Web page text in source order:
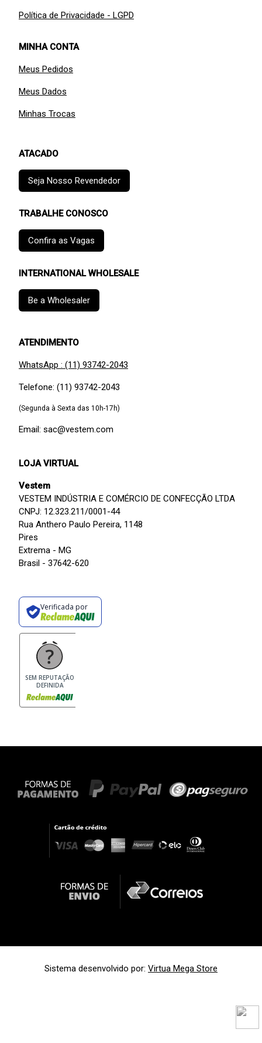
Política de Privacidade - LGPD
MINHA CONTA
Meus Pedidos
Meus Dados
Minhas Trocas
ATACADO
Seja Nosso Revendedor
TRABALHE CONOSCO
Confira as Vagas
INTERNATIONAL WHOLESALE
Be a Wholesaler
ATENDIMENTO
WhatsApp : (11) 93742-2043
Telefone: (11) 93742-2043
(Segunda à Sexta das 10h-17h)
Email: sac@vestem.com
LOJA VIRTUAL
Vestem
VESTEM INDÚSTRIA E COMÉRCIO DE CONFECÇÃO LTDA
CNPJ: 12.323.211/0001-44
Rua Anthero Paulo Pereira, 1148
Pires
Extrema - MG
Brasil - 37642-620
Verificada por
SEM REPUTAÇÃO
DEFINIDA
Sistema desenvolvido por: Virtua Mega Store